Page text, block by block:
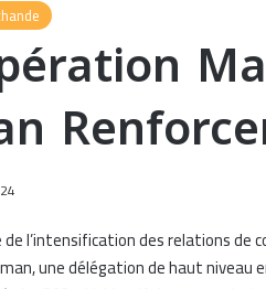
de l’intensification des relations
une délégation de haut niveau